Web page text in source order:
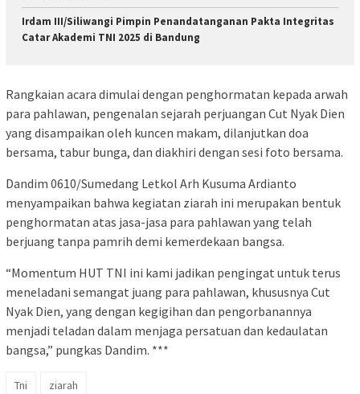
Irdam III/Siliwangi Pimpin Penandatanganan Pakta Integritas
Catar Akademi TNI 2025 di Bandung
Rangkaian acara dimulai dengan penghormatan kepada arwah
para pahlawan, pengenalan sejarah perjuangan Cut Nyak Dien
yang disampaikan oleh kuncen makam, dilanjutkan doa
bersama, tabur bunga, dan diakhiri dengan sesi foto bersama.
Dandim 0610/Sumedang Letkol Arh Kusuma Ardianto
menyampaikan bahwa kegiatan ziarah ini merupakan bentuk
penghormatan atas jasa-jasa para pahlawan yang telah
berjuang tanpa pamrih demi kemerdekaan bangsa.
“Momentum HUT TNI ini kami jadikan pengingat untuk terus
meneladani semangat juang para pahlawan, khususnya Cut
Nyak Dien, yang dengan kegigihan dan pengorbanannya
menjadi teladan dalam menjaga persatuan dan kedaulatan
bangsa,” pungkas Dandim. ***
Tni ziarah